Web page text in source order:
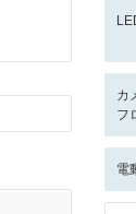
カ
フ
電